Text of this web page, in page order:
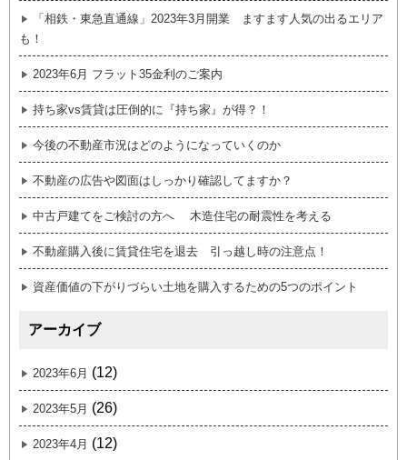
「相鉄・東急直通線」2023年3月開業 ますます人気の出るエリア
も！
2023年6月 フラット35金利のご案内
持ち家vs賃貸は圧倒的に『持ち家』が得？！
今後の不動産市況はどのようになっていくのか
不動産の広告や図面はしっかり確認してますか？
中古戸建てをご検討の方へ 木造住宅の耐震性を考える
不動産購入後に賃貸住宅を退去 引っ越し時の注意点！
資産価値の下がりづらい土地を購入するための5つのポイント
アーカイブ
2023年6月 (12)
2023年5月 (26)
2023年4月 (12)